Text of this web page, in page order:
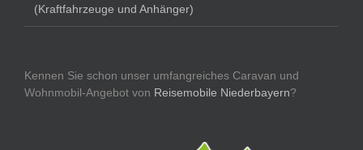
(Kraftfahrzeuge und Anhänger)
Kennen Sie schon unser umfangreiches Caravan und
Wohnmobil-Angebot von Reisemobile Niederbayern?